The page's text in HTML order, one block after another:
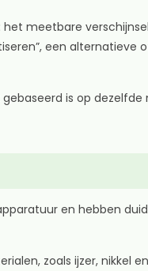
het meetbare
een alternatieve
is op dezelfde
en hebben
zoals ijzer, nikkel